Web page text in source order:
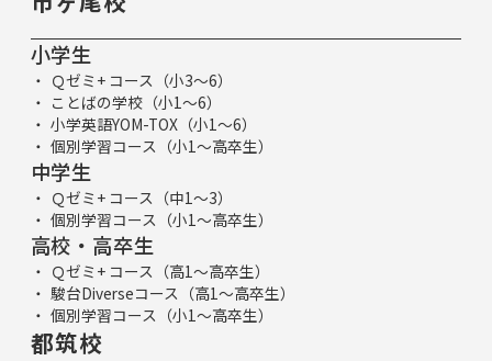
小学生
Ｑゼミ+ コース（小3～6）
ことばの学校（小1～6）
小学英語YOM-TOX（小1～6）
個別学習コース（小1～高卒生）
中学生
Ｑゼミ+ コース（中1～3）
個別学習コース（小1～高卒生）
高校・高卒生
Ｑゼミ+ コース（高1～高卒生）
駿台Diverseコース（高1～高卒生）
個別学習コース（小1～高卒生）
都筑校